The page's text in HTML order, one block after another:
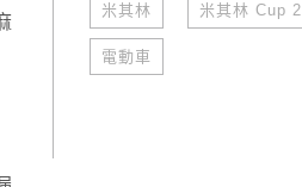
米其林 米其林 Cup 2
電動車